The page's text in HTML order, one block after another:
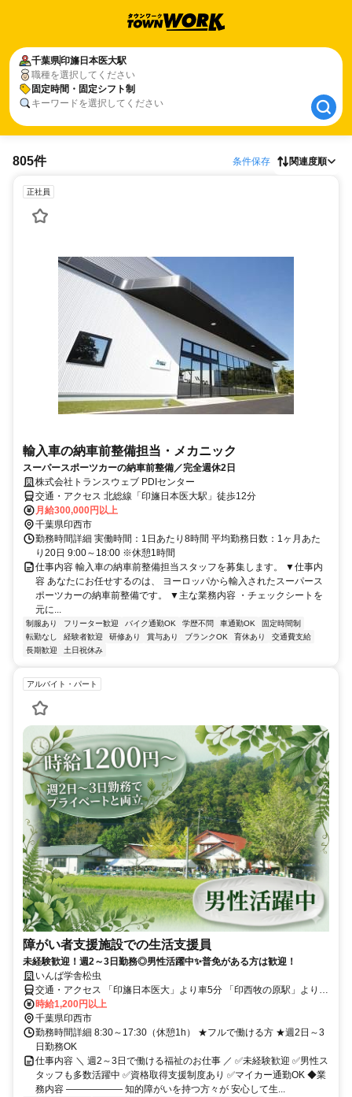
千葉県印旛日本医大駅
職種を選択してください
固定時間・固定シフト制
キーワードを選択してください
千葉県印旛日本医大駅
固定時間・固定シフト制
805件 条件保存 関連度順
正社員
輸入車の納車前整備担当・メカニック
スーパースポーツカーの納車前整備／完全週休2日
株式会社トランスウェブ PDIセンター
交通・アクセス 北総線「印旛日本医大駅」徒歩12分
月給300,000円以上
千葉県印西市
勤務時間詳細 実働時間：1日あたり8時間 平均勤務日数：1ヶ月あた
り20日 9:00～18:00 ※休憩1時間
仕事内容 輸入車の納車前整備担当スタッフを募集します。 ▼仕事内
容 あなたにお任せするのは、 ヨーロッパから輸入されたスーパース
ポーツカーの納車前整備です。 ▼主な業務内容 ・チェックシートを
元に...
制服あり フリーター歓迎 バイク通勤OK 学歴不問 車通勤OK
固定時間制
転勤なし
経験者歓迎 研修あり 賞与あり ブランクOK 育休あり
交通費支給
長期歓迎
土日祝休み
アルバイト・パート
障がい者支援施設での生活支援員
未経験歓迎！週2～3日勤務◎男性活躍中✨普免がある方は歓迎！
いんば学舎松虫
交通・アクセス 「印旛日本医大」より車5分 「印西牧の原駅」より車
12分／マイカー通勤ＯＫ
時給1,200円以上
千葉県印西市
勤務時間詳細 8:30～17:30（休憩1h） ★フルで働ける方 ★週2日～3
日勤務OK
仕事内容 ＼ 週2～3日で働ける福祉のお仕事 ／ ✅未経験歓迎 ✅男性ス
タッフも多数活躍中 ✅資格取得支援制度あり ✅マイカー通勤OK ◆業
務内容 ―――――― 知的障がいを持つ方々が 安心して生...